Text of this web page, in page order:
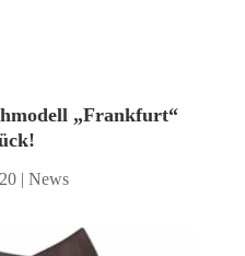
„Frankfurt“
| News